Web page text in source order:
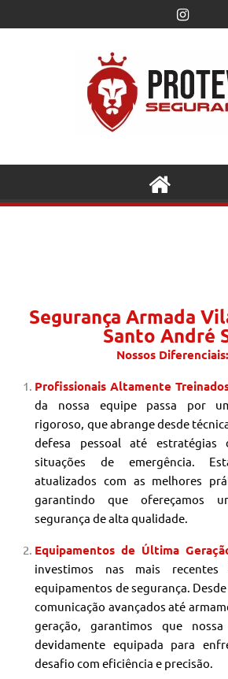
Segurança Armada
Santo André
Nossos Diferenciais:
Profissionais Altamente
da nossa equipe passa por
rigoroso, que abrange desde
defesa pessoal até estratégias
situações de emergência.
atualizados com as melhores
garantindo que ofereçamos
segurança de alta qualidade.
Equipamentos de Última
investimos nas mais recentes
equipamentos de segurança.
comunicação avançados até
geração, garantimos que
devidamente equipada para
desafio com eficiência e precisão.